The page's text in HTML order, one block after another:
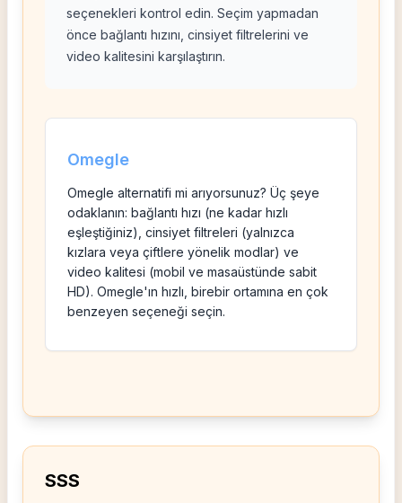
seçenekleri kontrol edin. Seçim yapmadan
önce bağlantı hızını, cinsiyet filtrelerini ve
video kalitesini karşılaştırın.
Omegle
Omegle alternatifi mi arıyorsunuz? Üç şeye
odaklanın: bağlantı hızı (ne kadar hızlı
eşleştiğiniz), cinsiyet filtreleri (yalnızca
kızlara veya çiftlere yönelik modlar) ve
video kalitesi (mobil ve masaüstünde sabit
HD). Omegle'ın hızlı, birebir ortamına en çok
benzeyen seçeneği seçin.
SSS